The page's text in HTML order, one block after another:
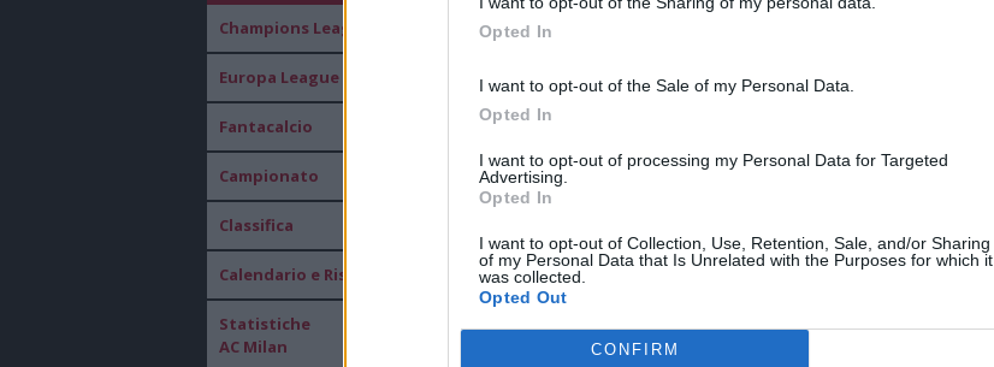
Opted In
I want to opt-out of the Sale of my Personal Data.
Opted In
I want to opt-out of processing my Personal Data for Targeted
Advertising.
Opted In
I want to opt-out of Collection, Use, Retention, Sale, and/or Sharing
of my Personal Data that Is Unrelated with the Purposes for which it
was collected.
Opted Out
CONFIRM
Champions League
Europa League
Fantacalcio
Campionato
Classifica
Calendario e Risultati
Statistiche
AC Milan